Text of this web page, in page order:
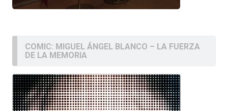
COMIC: MIGUEL ÁNGEL BLANCO – LA FUERZA
DE LA MEMORIA